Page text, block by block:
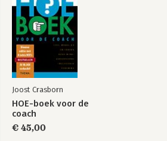
Joost Crasborn
HOE-boek voor de
coach
€ 45,00